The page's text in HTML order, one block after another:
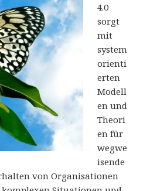
4.0
sorgt
mit
system
orienti
erten
Modell
en und
Theori
en für
wegwe
isende
von Organisationen